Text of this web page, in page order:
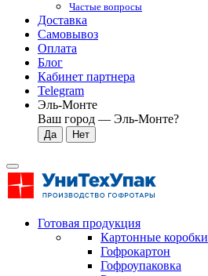
Частые вопросы
Доставка
Самовывоз
Оплата
Блог
Кабинет партнера
Telegram
Эль-Монте
Ваш город — Эль-Монте?
Готовая продукция
Картонные коробки
Гофрокартон
Гофроупаковка